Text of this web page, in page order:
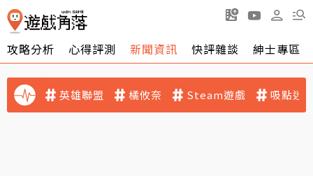
攻略分析 心得評測 新聞資訊 快評雜談 紳士專區
英雄聯盟 橘攸奈 Steam遊戲 吸點迷